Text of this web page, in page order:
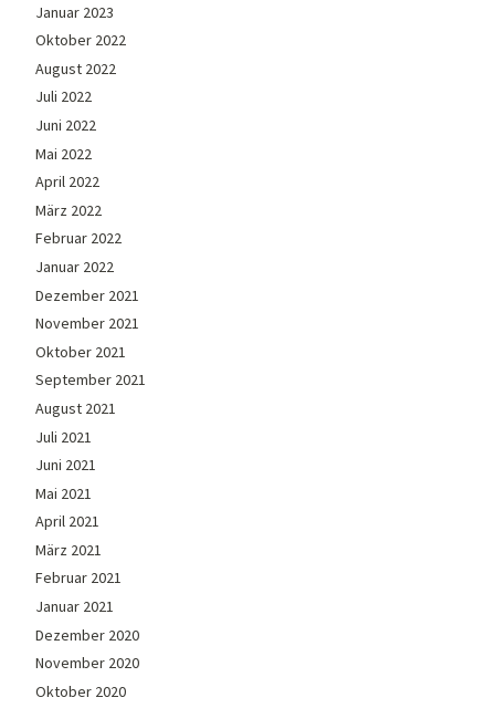
Januar 2023
Oktober 2022
August 2022
Juli 2022
Juni 2022
Mai 2022
April 2022
März 2022
Februar 2022
Januar 2022
Dezember 2021
November 2021
Oktober 2021
September 2021
August 2021
Juli 2021
Juni 2021
Mai 2021
April 2021
März 2021
Februar 2021
Januar 2021
Dezember 2020
November 2020
Oktober 2020